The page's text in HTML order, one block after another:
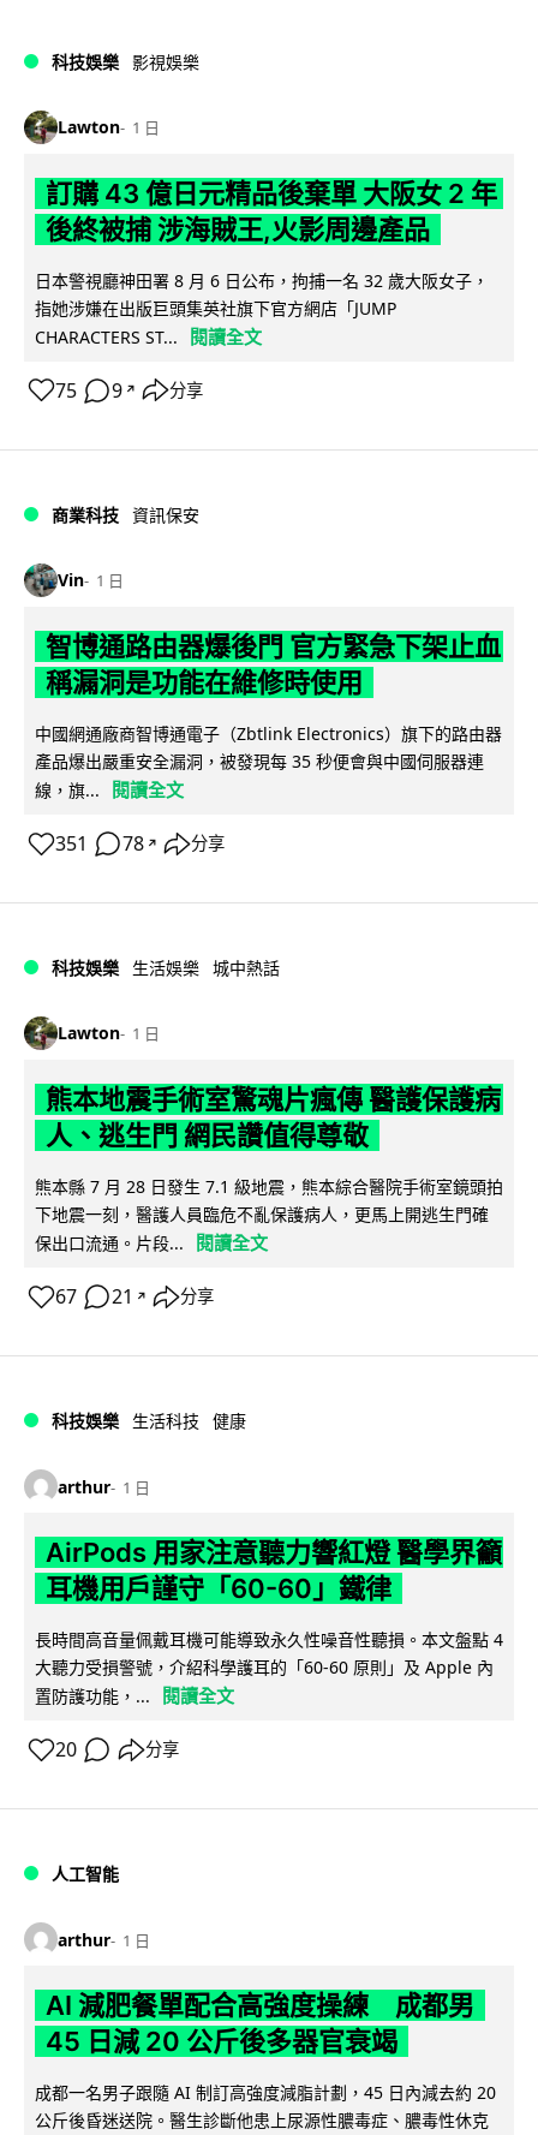
科技娛樂 影視娛樂
Lawton 1 日
訂購 43 億日元精品後棄單 大阪女 2 年
後終被捕 涉海賊王,火影周邊產品
日本警視廳神田署 8 月 6 日公布，拘捕一名 32 歲大阪女子，
指她涉嫌在出版巨頭集英社旗下官方網店「JUMP
CHARACTERS ST...
閱讀全文
75 9 ↗ 分享
商業科技 資訊保安
Vin 1 日
智博通路由器爆後門 官方緊急下架止血
稱漏洞是功能在維修時使用
中國網通廠商智博通電子（Zbtlink Electronics）旗下的路由器
產品爆出嚴重安全漏洞，被發現每 35 秒便會與中國伺服器連
線，旗...
閱讀全文
351 78 ↗ 分享
科技娛樂 生活娛樂 城中熱話
Lawton 1 日
熊本地震手術室驚魂片瘋傳 醫護保護病
人、逃生門 網民讚值得尊敬
熊本縣 7 月 28 日發生 7.1 級地震，熊本綜合醫院手術室鏡頭拍
下地震一刻，醫護人員臨危不亂保護病人，更馬上開逃生門確
保出口流通。片段...
閱讀全文
67 21 ↗ 分享
科技娛樂 生活科技 健康
arthur 1 日
AirPods 用家注意聽力響紅燈 醫學界籲
耳機用戶謹守「60-60」鐵律
長時間高音量佩戴耳機可能導致永久性噪音性聽損。本文盤點 4
大聽力受損警號，介紹科學護耳的「60-60 原則」及 Apple 內
置防護功能，...
閱讀全文
20 分享
人工智能
arthur 1 日
AI 減肥餐單配合高強度操練 成都男
45 日減 20 公斤後多器官衰竭
成都一名男子跟隨 AI 制訂高強度減脂計劃，45 日內減去約 20
公斤後昏迷送院。醫生診斷他患上尿源性膿毒症、膿毒性休克